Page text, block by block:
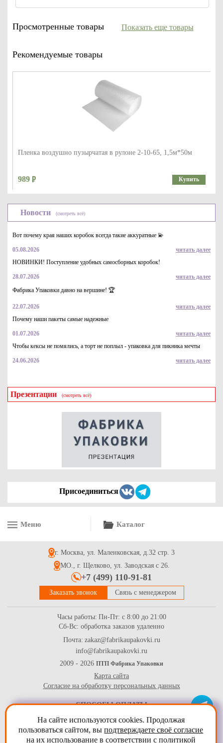
Просмотренные товары
Рекомендуемые товары
Пленка воздушно пузырчатая в рулоне 2-10-65, 1,5м*50м
989 Купить
Пакет (конверт) из воздушно пузырчатой пленки 3-10-65,
5.8 Купить
Пакет из трехслойной воздушно пузырчатой пленки 3-10-75,
Пакет ( конверт) из трехслойной воздушно пузырчатой
Полиэтилен вспененный в рулоне, 1,05м*50м, 2мм
Показать еще товары
Новости (смотреть всё)
Вот почему края наших коробок всегда такие аккуратные 💫
05.08.2026
читать далее
НОВИНКИ! Поступление удобных самосборных коробок!
28.07.2026
читать далее
Фабрика Упаковки давно на вершине! 🏆
22.07.2026
читать далее
Почему наши пакеты самые надежные
01.07.2026
читать далее
Чтобы кексы не помялись, а торт не поплыл - упаковка для пикника мечты
24.06.2026 читать далее
Презентации (смотреть всё)
Присоединиться
Меню Каталог
г. Москва, ул. Маленковская, д.32 стр. 3
МО., г. Щелково, ул. Заводская с 26.
+7 (499) 110-91-81
Заказать звонок Связь с менеджером
Часы работы: Пн-Пт: с 8:00 до 21:00
Сб-Вс: обработка заказов удаленно
Почта: zakaz@fabrikaupakovki.ru
info@fabrikaupakovki.ru
2009 - 2026 ПТП Фабрика Упаковки
Карта сайта
Согласие на обработку персональных данных
СПОСОБЫ ОПЛАТЫ
На сайте используются cookies. Продолжая
пользоваться сайтом, выподтверждаете своё согласие
на их использование в соответствии с политикой